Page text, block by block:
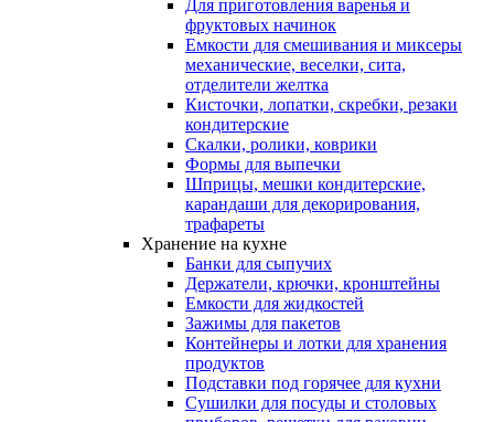
Для приготовления варенья и
фруктовых начинок
Емкости для смешивания и миксеры
механические, веселки, сита,
отделители желтка
Кисточки, лопатки, скребки, резаки
кондитерские
Скалки, ролики, коврики
Формы для выпечки
Шприцы, мешки кондитерские,
карандаши для декорирования,
трафареты
Хранение на кухне
Банки для сыпучих
Держатели, крючки, кронштейны
Емкости для жидкостей
Зажимы для пакетов
Контейнеры и лотки для хранения
продуктов
Подставки под горячее для кухни
Сушилки для посуды и столовых